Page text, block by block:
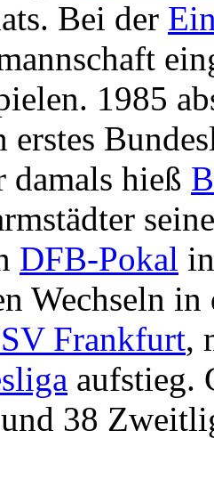
Bei der
1985
erstes
damals hieß
DFB-Pokal
Wechseln
Frankfurt,
aufstieg.
38